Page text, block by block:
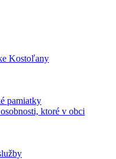
Kostoľany
pamiatky
ktoré v obci